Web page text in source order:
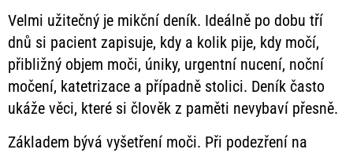
Velmi užitečný je mikční deník. Ideálně po dobu tří
dnů si pacient zapisuje, kdy a kolik pije, kdy močí,
přibližný objem moči, úniky, urgentní nucení, noční
močení, katetrizace a případně stolici. Deník často
ukáže věci, které si člověk z paměti nevybaví přesně.
Základem bývá vyšetření moči. Při podezření na